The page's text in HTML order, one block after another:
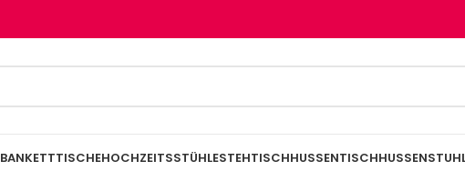
BANKETTTISCHEHOCHZEITSSTÜHLESTEHTISCHHUSSENTISCHHUSSEN